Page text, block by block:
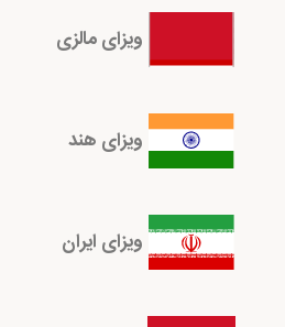
ویزای مالزی
ویزای هند
ویزای ایران